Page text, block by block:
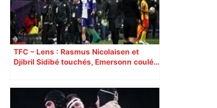
TFC – Lens : Rasmus Nicolaisen et
Djibril Sidibé touchés, Emersonn coulé…